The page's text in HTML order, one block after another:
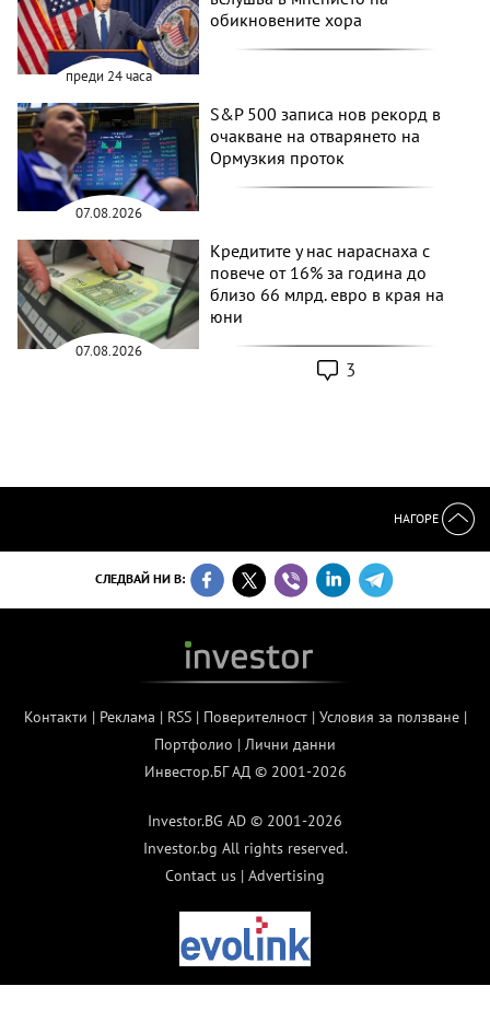
преди 24 часа
обикновените хора
07.08.2026
S&P 500 записа нов рекорд в
очакване на отварянето на
Ормузкия проток
07.08.2026
Кредитите у нас нараснаха с
повече от 16% за година до
близо 66 млрд. евро в края на
юни
3
НАГОРЕ
СЛЕДВАЙ НИ В:
Контакти | Реклама | RSS| Поверителност| Условия за ползване|
Портфолио | Лични данни
Инвестор.БГ АД © 2001-2026
Investor.BG AD © 2001-2026
Investor.bg All rights reserved.
Contact us | Advertising